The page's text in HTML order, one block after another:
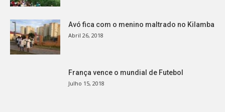
Avó fica com o menino maltrado no Kilamba
Abril 26, 2018
França vence o mundial de Futebol
Julho 15, 2018